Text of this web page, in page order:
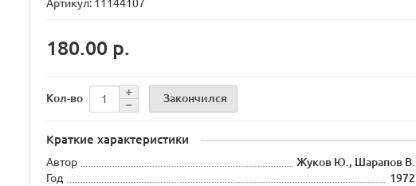
Артикул: 11144107
180.00 р.
Кол-во Закончился
Краткие характеристики
Автор
Жуков Ю., Шарапов В.
Год
1972